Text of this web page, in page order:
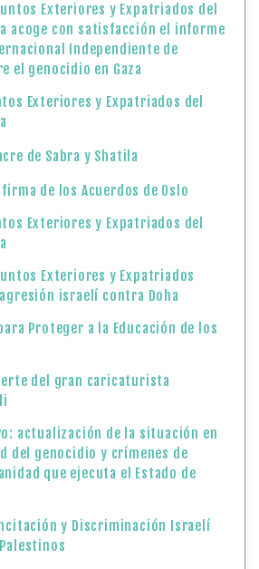
Exteriores y Expatriados del
acoge con satisfacción el informe
Independiente de
el genocidio en Gaza
Exteriores y Expatriados del
de Sabra y Shatila
de los Acuerdos de Oslo
Exteriores y Expatriados del
Exteriores y Expatriados
israelí contra Doha
Proteger a la Educación de los
del gran caricaturista
actualización de la situación en
del genocidio y crímenes de
que ejecuta el Estado de
y Discriminación Israelí